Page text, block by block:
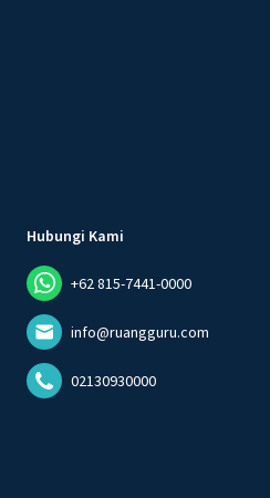
Hubungi Kami
+62 815-7441-0000
info@ruangguru.com
02130930000